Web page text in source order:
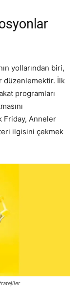
yollarından biri,
düzenlemektir. İlk
programları
Friday, Anneler
ilgisini çekmek